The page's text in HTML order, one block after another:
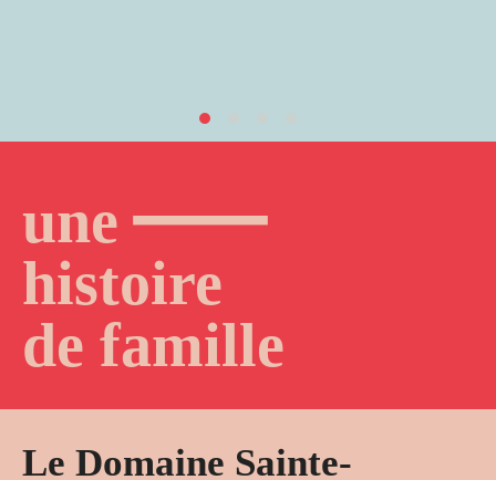
une—
histoire
de famille
Le Domaine Sainte-